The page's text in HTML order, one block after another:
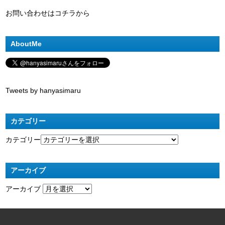
お問い合わせはコチラから
AboutMe
Tweets by hanyasimaru
カテゴリー
カテゴリー
アーカイブ
アーカイブ